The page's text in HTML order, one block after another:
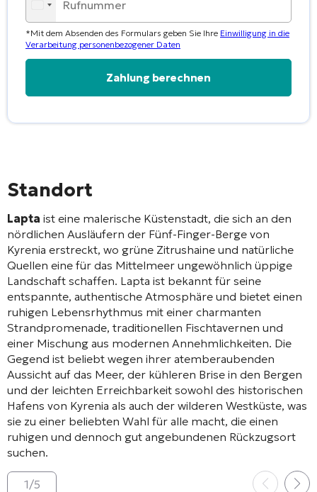
*Mit dem Absenden des Formulars geben Sie Ihre Einwilligung in die
Verarbeitung personenbezogener Daten
Standort
Lapta ist eine malerische Küstenstadt, die sich an den
nördlichen Ausläufern der Fünf-Finger-Berge von
Kyrenia erstreckt, wo grüne Zitrushaine und natürliche
Quellen eine für das Mittelmeer ungewöhnlich üppige
Landschaft schaffen. Lapta ist bekannt für seine
entspannte, authentische Atmosphäre und bietet einen
ruhigen Lebensrhythmus mit einer charmanten
Strandpromenade, traditionellen Fischtavernen und
einer Mischung aus modernen Annehmlichkeiten. Die
Gegend ist beliebt wegen ihrer atemberaubenden
Aussicht auf das Meer, der kühleren Brise in den Bergen
und der leichten Erreichbarkeit sowohl des historischen
Hafens von Kyrenia als auch der wilderen Westküste, was
sie zu einer beliebten Wahl für alle macht, die einen
ruhigen und dennoch gut angebundenen Rückzugsort
suchen.
1/5